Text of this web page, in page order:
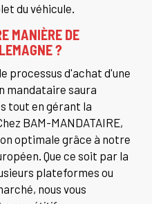
du véhicule.
MANIÈRE DE
?
processus d'achat d'une
mandataire saura
tout en gérant la
BAM-MANDATAIRE,
optimale grâce à notre
Que ce soit par la
plateformes ou
nous vous